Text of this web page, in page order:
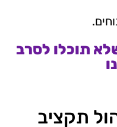
תוכלו לסרב
תקציב